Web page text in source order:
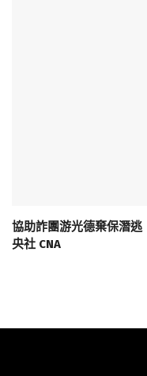
協助詐團游光德棄保潛
央社 CNA